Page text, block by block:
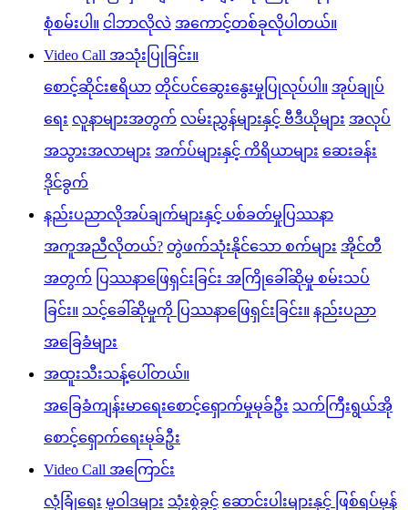
စုံစမ်းပါ။ ငါဘာလိုလဲ အကောင့်တစ်ခုလိုပါတယ်။
Video Call အသုံးပြုခြင်း။
စောင့်ဆိုင်းဧရိယာ တိုင်ပင်ဆွေးနွေးမှုပြုလုပ်ပါ။ အုပ်ချုပ်
ရေး လူနာများအတွက် လမ်းညွှန်များနှင့် ဗီဒီယိုများ အလုပ်
အသွားအလာများ အက်ပ်များနှင့် ကိရိယာများ ဆေးခန်း
ဒိုင်ခွက်
နည်းပညာလိုအပ်ချက်များနှင့် ပစ်ခတ်မှုပြဿနာ
အကူအညီလိုတယ်? တွဲဖက်သုံးနိုင်သော စက်များ အိုင်တီ
အတွက် ပြဿနာဖြေရှင်းခြင်း အကြိုခေါ်ဆိုမှု စမ်းသပ်
ခြင်း။ သင့်ခေါ်ဆိုမှုကို ပြဿနာဖြေရှင်းခြင်း။ နည်းပညာ
အခြေခံများ
အထူးသီးသန့်ပေါ်တယ်။
အခြေခံကျန်းမာရေးစောင့်ရှောက်မှုမုခ်ဦး သက်ကြီးရွယ်အို
စောင့်ရှောက်ရေးမုခ်ဦး
Video Call အကြောင်း
လုံခြုံရေး မူဝါဒများ သုံးစွဲခွင့် ဆောင်းပါးများနှင့် ဖြစ်ရပ်မှန်